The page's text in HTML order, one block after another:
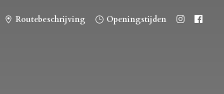
Routebeschrijving Openingstijden